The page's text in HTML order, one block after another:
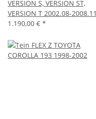
VERSION S, VERSION ST,
VERSION T 2002.08-2008.11
1.190,00 € *